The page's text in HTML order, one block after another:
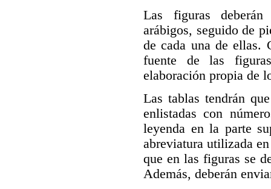
Las figuras deberán
arábigos, seguido de
de cada una de ellas.
fuente de las
elaboración propia de
Las tablas tendrán
enlistadas con
leyenda en la parte
abreviatura utilizada
que en las figuras se
Además, deberán